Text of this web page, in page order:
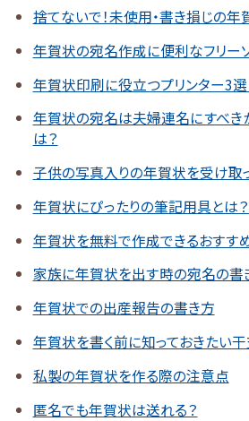
捨てないで！未使用・書き損じの
年賀状の宛名作成に便利なフリー
年賀状印刷に役立つプリンター3
年賀状の宛名は夫婦連名にすべき
は？
子供の写真入りの年賀状を受け取
年賀状にぴったりの筆記用具とは
年賀状を無料で作成できるおすす
家族に年賀状を出す時の宛名の書
年賀状での出産報告の書き方
年賀状を書く前に知っておきたい
私製の年賀状を作る際の注意点
匿名でも年賀状は送れる？